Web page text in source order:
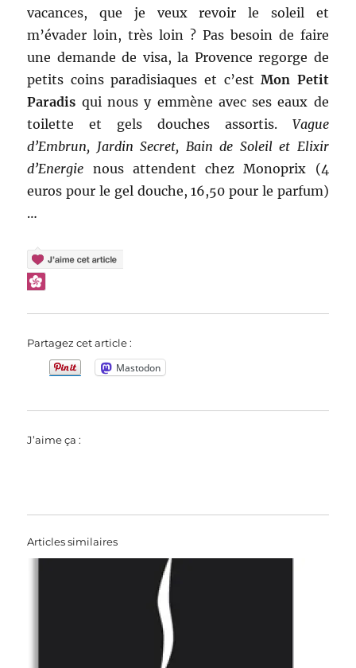
vacances, que je veux revoir le soleil et
m’évader loin, très loin ? Pas besoin de faire
une demande de visa, la Provence regorge de
petits coins paradisiaques et c’estMon Petit
Paradis qui nous y emmène avec ses eaux de
toilette et gels douches assortis. Vague
d’Embrun, Jardin Secret, Bain de Soleil et Elixir
d’Energie nous attendent chez Monoprix (4
euros pour le gel douche, 16,50 pour le parfum)
…
Partagez cet article :
Mastodon
J’aime ça :
Articles similaires